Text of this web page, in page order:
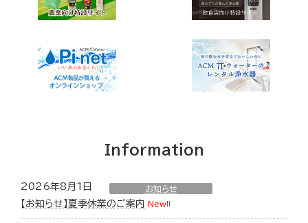
Information
2026年8月1日 お知らせ
【お知らせ】夏季休業のご案内 New!!